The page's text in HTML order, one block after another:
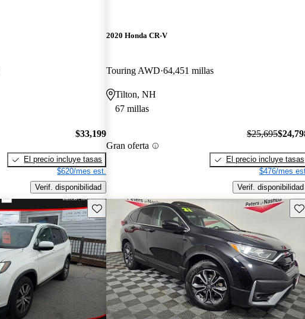
$33,199
El precio incluye tasas
$620/mes est.
Verif. disponibilidad
2020 Honda CR-V
Touring AWD 64,451 millas
Tilton, NH
67 millas
Gran oferta
$25,695
El precio incluye tasas
$476/mes
Verif. disponibilidad
Guarda este Aviso